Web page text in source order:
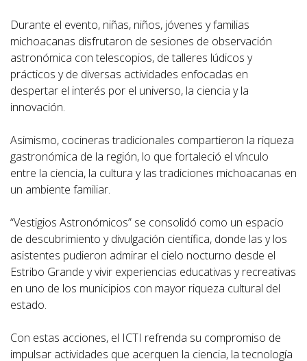
Durante el evento, niñas, niños, jóvenes y familias
michoacanas disfrutaron de sesiones de observación
astronómica con telescopios, de talleres lúdicos y
prácticos y de diversas actividades enfocadas en
despertar el interés por el universo, la ciencia y la
innovación.
Asimismo, cocineras tradicionales compartieron la riqueza
gastronómica de la región, lo que fortaleció el vínculo
entre la ciencia, la cultura y las tradiciones michoacanas en
un ambiente familiar.
“Vestigios Astronómicos” se consolidó como un espacio
de descubrimiento y divulgación científica, donde las y los
asistentes pudieron admirar el cielo nocturno desde el
Estribo Grande y vivir experiencias educativas y recreativas
en uno de los municipios con mayor riqueza cultural del
estado.
Con estas acciones, el ICTI refrenda su compromiso de
impulsar actividades que acerquen la ciencia, la tecnología